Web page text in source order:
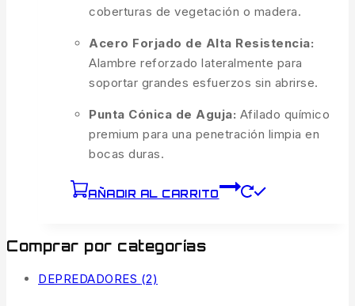
coberturas de vegetación o madera.
Acero Forjado de Alta Resistencia:
Alambre reforzado lateralmente para
soportar grandes esfuerzos sin abrirse.
Punta Cónica de Aguja: Afilado químico
premium para una penetración limpia en
bocas duras.
AÑADIR AL CARRITO
Comprar por categorías
DEPREDADORES (2)